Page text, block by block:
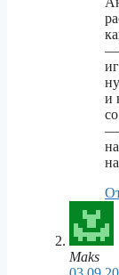
—
и
—
Maks